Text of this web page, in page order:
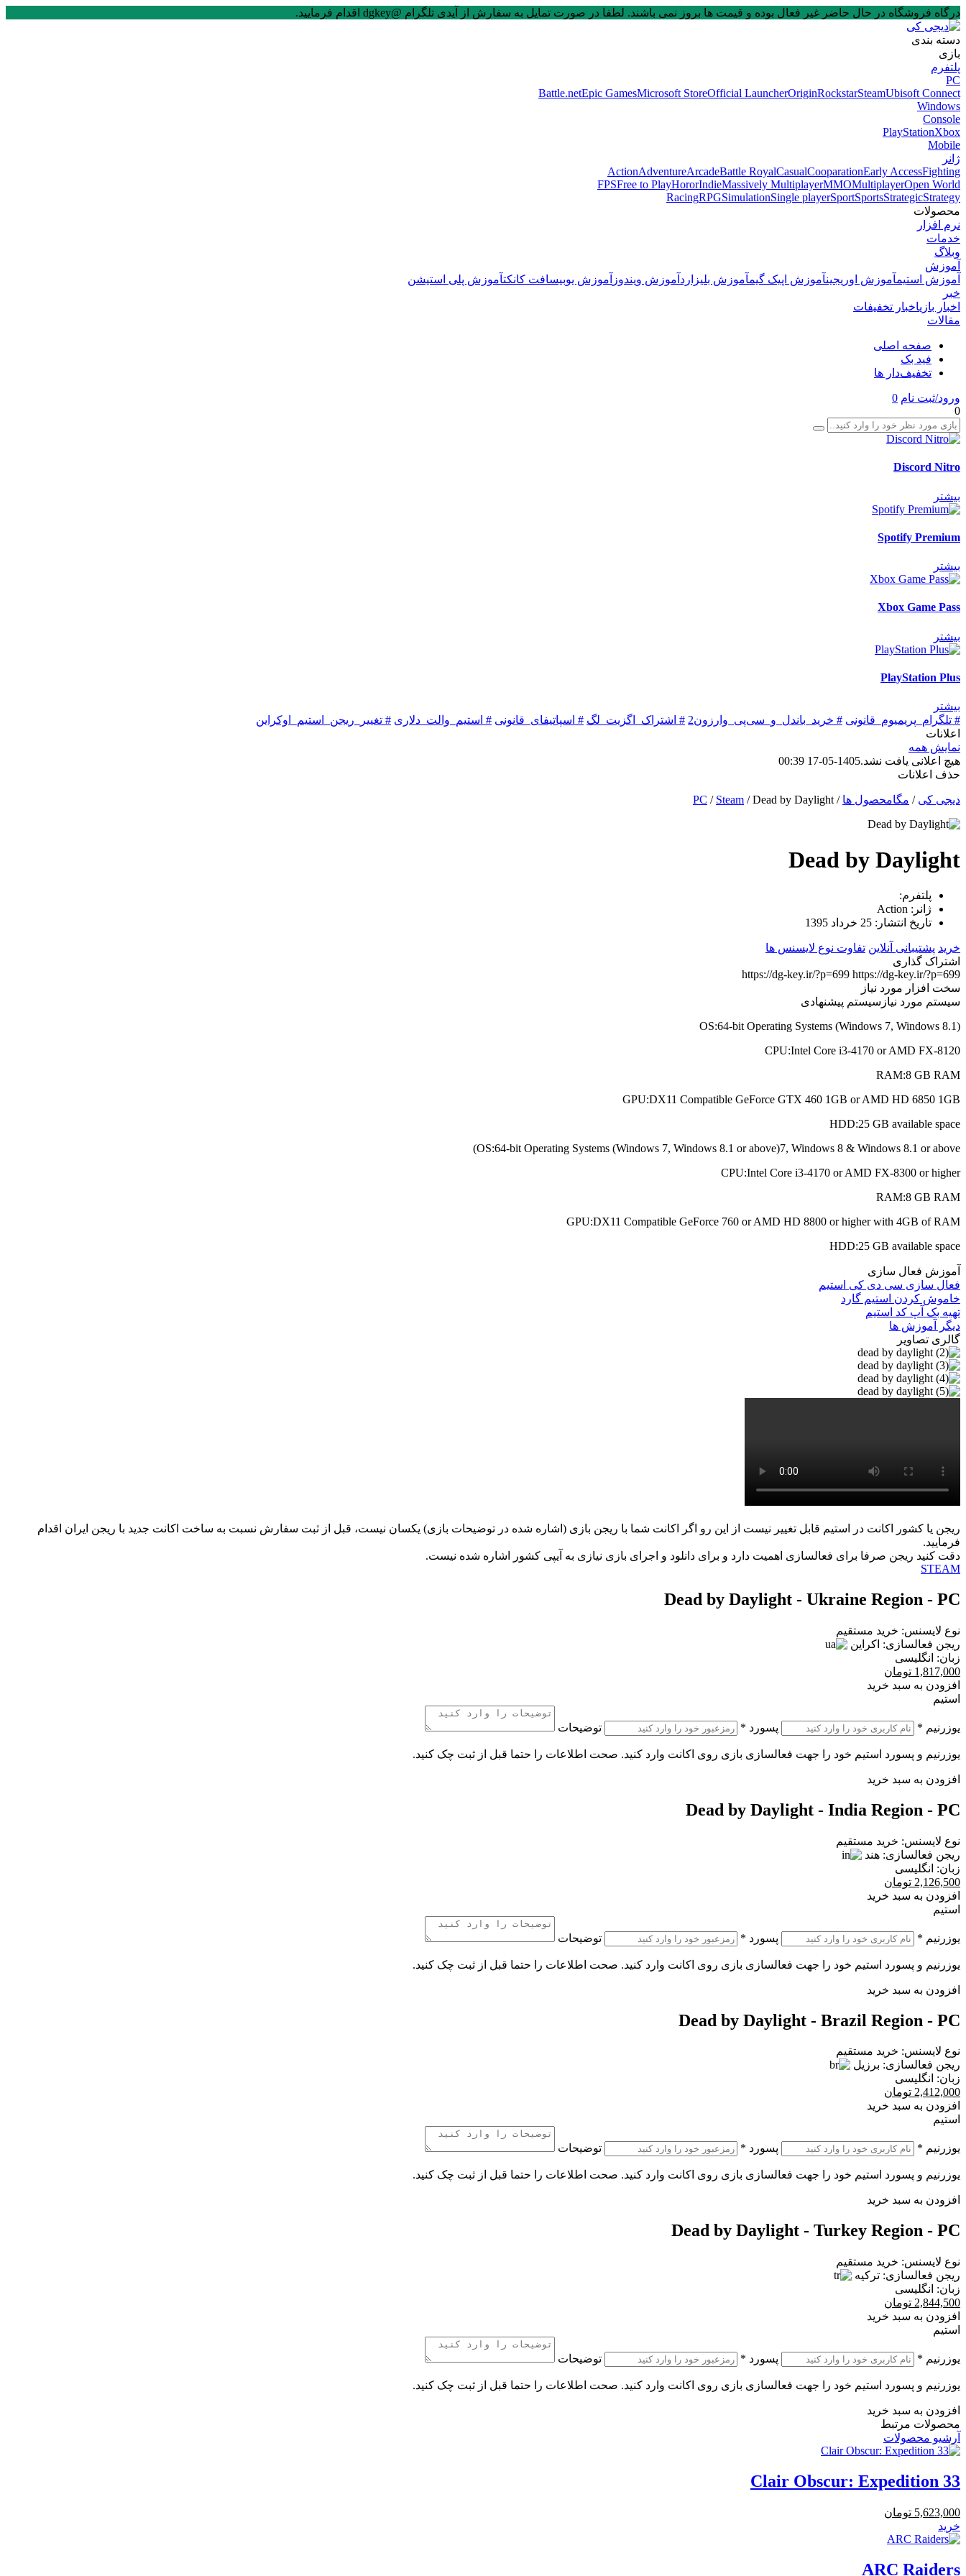
درگاه فروشگاه در حال حاضر غیر فعال بوده و قیمت ها بروز نمی باشند. لطفا در صورت تمایل به سفارش از آیدی تلگرام @dgkey اقدام فرمایید.
دسته بندی
بازی
پلتفرم
PC
Battle.netEpic GamesMicrosoft StoreOfficial LauncherOriginRockstarSteamUbisoft Connect
Windows
Console
PlayStationXbox
Mobile
ژانر
ActionAdventureArcadeBattle RoyalCasualCooparationEarly AccessFighting
FPSFree to PlayHororIndieMassively MultiplayerMMOMultiplayerOpen World
RacingRPGSimulationSingle playerSportSportsStrategicStrategy
محصولات
نرم افزار
خدمات
وبلاگ
آموزش
آموزش استیمآموزش اوریجینآموزش اپیک گیمآموزش بلیزارد آموزش ویندوز آموزش یوبیسافت کانکتآموزش پلی استیشن
خبر
اخبار بازیاخبار تخفیفات
مقالات
صفحه اصلی
فید بک
تخفیف‌دار ها
ورود/ثبت نام 0
0
Discord Nitro
بیشتر
Spotify Premium
بیشتر
Xbox Game Pass
بیشتر
PlayStation Plus
بیشتر
# تلگرام_پریمیوم_قانونی # خرید_باندل_و_سی‌پی_وارزون2 # اشتراک_اگزیت_لگ # اسپاتیفای_قانونی # استیم_والت_دلاری # تغییر_ریجن_استیم_اوکراین
اعلانات
نمایش همه
هیچ اعلانی یافت نشد.1405-05-17 00:39
حذف اعلانات
دیجی کی / مگامحصول ها /
PC / Steam /Dead by Daylight
Dead by Daylight
پلتفرم:
ژانر: Action
تاریخ انتشار: 25 خرداد 1395
خرید پشتیبانی آنلاین تفاوت نوع لایسنس ها
اشتراک گذاری
https://dg-key.ir/?p=699 https://dg-key.ir/?p=699
سخت افزار مورد نیاز
سیستم مورد نیاز سیستم پیشنهادی
OS:64-bit Operating Systems (Windows 7, Windows 8.1)
CPU:Intel Core i3-4170 or AMD FX-8120
RAM:8 GB RAM
GPU:DX11 Compatible GeForce GTX 460 1GB or AMD HD 6850 1GB
HDD:25 GB available space
OS:64-bit Operating Systems (Windows 7, Windows 8.1 or above)7, Windows 8 & Windows 8.1 or above)
CPU:Intel Core i3-4170 or AMD FX-8300 or higher
RAM:8 GB RAM
GPU:DX11 Compatible GeForce 760 or AMD HD 8800 or higher with 4GB of RAM
HDD:25 GB available space
آموزش فعال سازی
فعال سازی سی دی کی استیم
خاموش کردن استیم گارد
تهیه بک آپ کد استیم
دیگر آموزش ها
گالری تصاویر
ریجن یا کشور اکانت در استیم قابل تغییر نیست از این رو اگر اکانت شما با ریجن بازی (اشاره شده در توضیحات بازی) یکسان نیست، قبل از ثبت سفارش نسبت به ساخت اکانت جدید با ریجن ایران اقدام
فرمایید.
دقت کنید ریجن صرفا برای فعالسازی اهمیت دارد و برای دانلود و اجرای بازی نیازی به آیپی کشور اشاره شده نیست.
STEAM
Dead by Daylight - Ukraine Region - PC
نوع لایسنس: خرید مستقیم
ریجن فعالسازی: اکراین
زبان: انگلیسی
1,817,000 تومان
افزودن به سبد خرید
استیم
یوزرنیم * پسورد * توضیحات
یوزرنیم و پسورد استیم خود را جهت فعالسازی بازی روی اکانت وارد کنید. صحت اطلاعات را حتما قبل از ثبت چک کنید.
افزودن به سبد خرید
Dead by Daylight - India Region - PC
نوع لایسنس: خرید مستقیم
ریجن فعالسازی: هند
زبان: انگلیسی
2,126,500 تومان
افزودن به سبد خرید
استیم
یوزرنیم * پسورد * توضیحات
یوزرنیم و پسورد استیم خود را جهت فعالسازی بازی روی اکانت وارد کنید. صحت اطلاعات را حتما قبل از ثبت چک کنید.
افزودن به سبد خرید
Dead by Daylight - Brazil Region - PC
نوع لایسنس: خرید مستقیم
ریجن فعالسازی: برزیل
زبان: انگلیسی
2,412,000 تومان
افزودن به سبد خرید
استیم
یوزرنیم * پسورد * توضیحات
یوزرنیم و پسورد استیم خود را جهت فعالسازی بازی روی اکانت وارد کنید. صحت اطلاعات را حتما قبل از ثبت چک کنید.
افزودن به سبد خرید
Dead by Daylight - Turkey Region - PC
نوع لایسنس: خرید مستقیم
ریجن فعالسازی: ترکیه
زبان: انگلیسی
2,844,500 تومان
افزودن به سبد خرید
استیم
یوزرنیم * پسورد * توضیحات
یوزرنیم و پسورد استیم خود را جهت فعالسازی بازی روی اکانت وارد کنید. صحت اطلاعات را حتما قبل از ثبت چک کنید.
افزودن به سبد خرید
محصولات مرتبط
آرشیو محصولات
Clair Obscur: Expedition 33
5,623,000 تومان
خرید
ARC Raiders